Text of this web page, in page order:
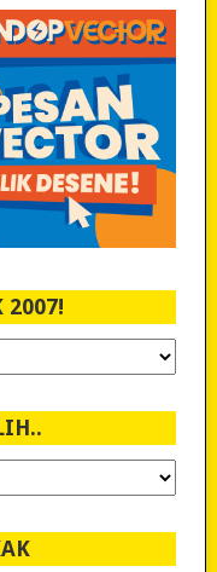
2007!